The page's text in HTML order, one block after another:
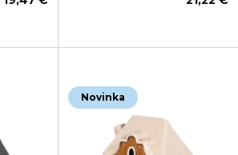
Novinka